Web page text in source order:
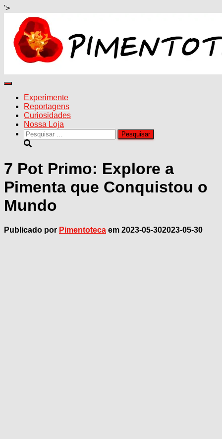
'>
Alternar
navegaçãoExperimente
Reportagens
Curiosidades
Nossa Loja
Pesquisar
por:
7 Pot Primo: Explore a
Pimenta que Conquistou o
Mundo
Publicado por Pimentoteca em 2023-05-302023-05-30